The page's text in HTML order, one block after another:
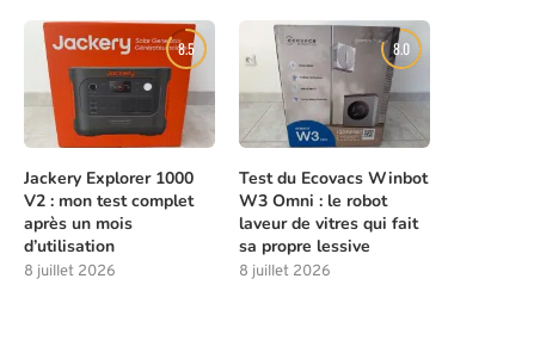
8.5
Jackery Explorer 1000
V2 : mon test complet
après un mois
d’utilisation
8 juillet 2026
8.0
Test du Ecovacs Winbot
W3 Omni : le robot
laveur de vitres qui fait
sa propre lessive
8 juillet 2026